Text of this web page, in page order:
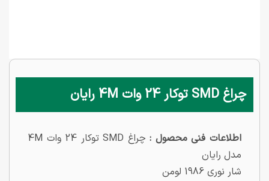
چراغ SMD توکار 24 وات 4M رایان
اطلاعات فنی محصول :
چراغ SMD توکار 24 وات 4M
مدل رایان
شار نوری 1986 لومن